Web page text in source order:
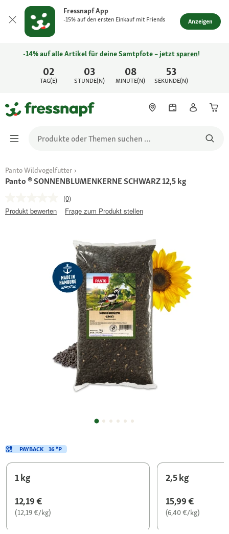
Fressnapf App
-15% auf den ersten Einkauf mit Friends Anzeigen
02
TAG(E)
03
STUNDE(N)
08
MINUTE(N)
53
SEKUNDE(N)
-14% auf alle Artikel für deine Samtpfote – jetztsparen!
Panto Wildvogelfutter
Panto ® SONNENBLUMENKERNE SCHWARZ 12,5 kg
(0)
Produkt bewerten
Frage zum Produkt stellen
1 kg
12,19 €
(12,19 €/kg)
2,5 kg
15,99 €
(6,40 €/kg)
PAYBACK 16 °P